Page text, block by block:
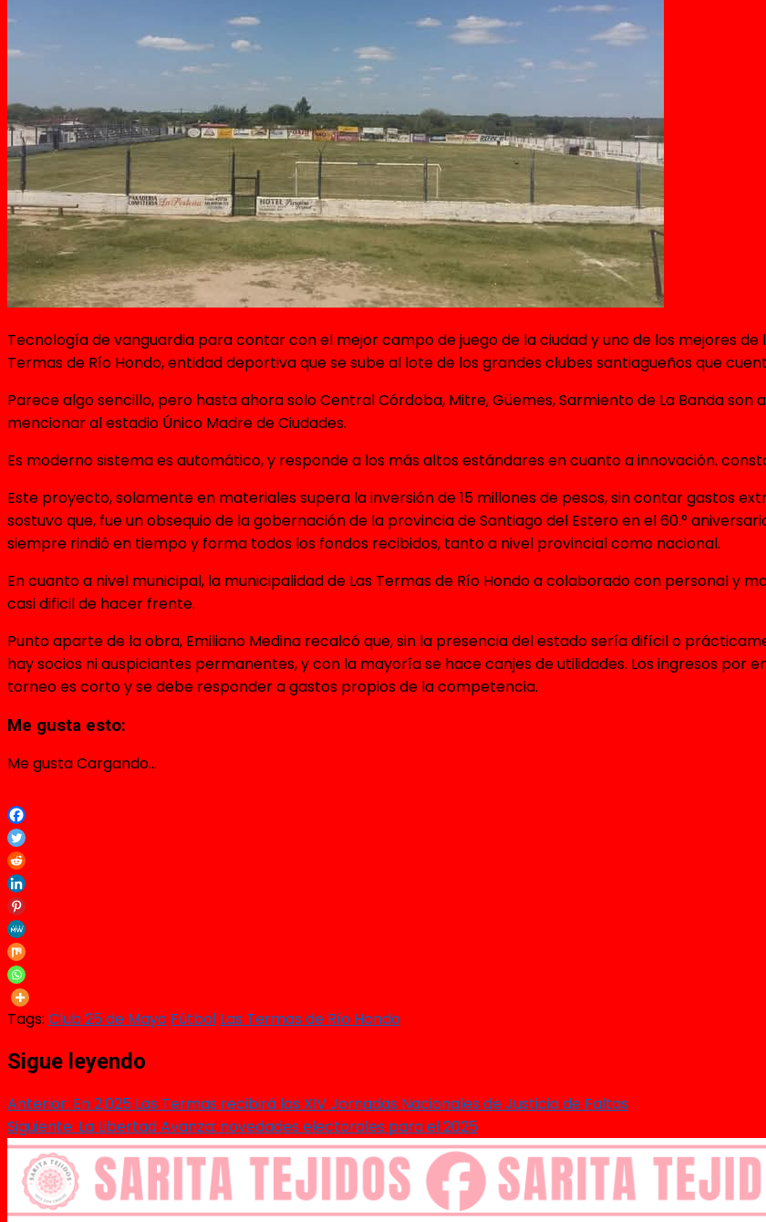
Tecnología de vanguardia para contar con el mejor campo de juego de la ciudad y uno de los mejores de
Termas de Río Hondo, entidad deportiva que se sube al lote de los grandes clubes santiagueños que
Parece algo sencillo, pero hasta ahora solo Central Córdoba, Mitre, Güemes, Sarmiento de La Banda
mencionar al estadio Único Madre de Ciudades.
Es moderno sistema es automático, y responde a los más altos estándares en cuanto a innovación.
Este proyecto, solamente en materiales supera la inversión de 15 millones de pesos, sin contar gastos
sostuvo que, fue un obsequio de la gobernación de la provincia de Santiago del Estero en el 60.°
siempre rindió en tiempo y forma todos los fondos recibidos, tanto a nivel provincial como nacional.
En cuanto a nivel municipal, la municipalidad de Las Termas de Río Hondo a colaborado con personal y
casi dificil de hacer frente.
Punto aparte de la obra, Emiliano Medina recalcó que, sin la presencia del estado sería difícil o
hay socios ni auspiciantes permanentes, y con la mayoría se hace canjes de utilidades. Los ingresos
torneo es corto y se debe responder a gastos propios de la competencia.
Me gusta esto:
Me gustaCargando...
Tags: Club 25 de Mayo Fútbol Las Termas de Río Hondo
Sigue leyendo
Anterior: En 2.025 Las Termas recibirá las XIV Jornadas Nacionales de Justicia de Faltas
Siguiente: La Libertad Avanza: novedades electorales para el 2025